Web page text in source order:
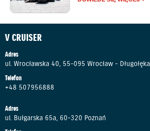
V CRUISER
Adres
ul. Wrocławska 40, 55-095 Wrocław - Długołęka
Telefon
+48 507956888
Adres
ul. Bułgarska 65a, 60-320 Poznań